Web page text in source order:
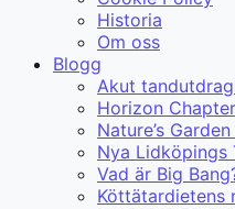
Historia
Om oss
Blogg
Akut
Horizon
Nature’s
Nya Lidköpings
Vad är Big
Köttätardietens